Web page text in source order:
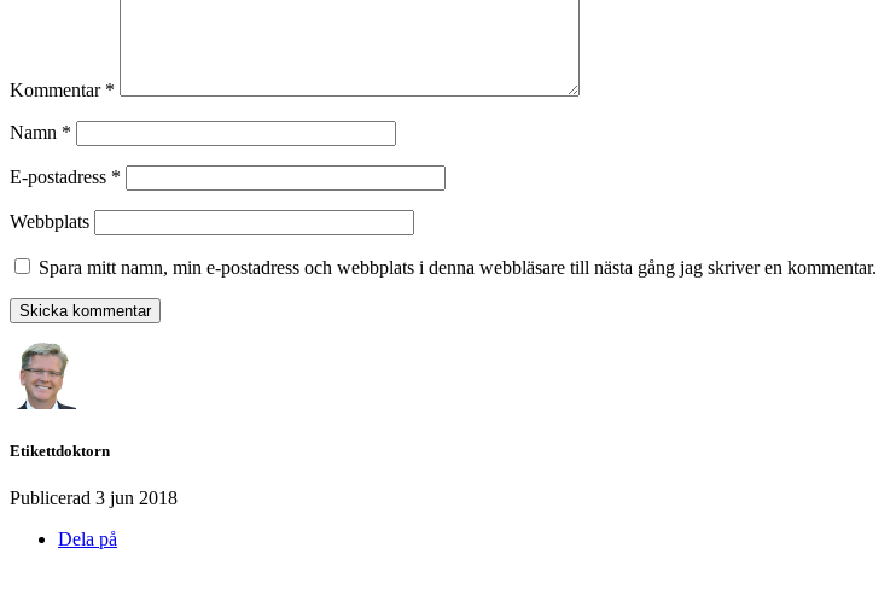
Kommentar *
Namn *
E-postadress *
Webbplats
Spara mitt namn, min e-postadress och webbplats i denna webbläsare till nästa gång jag skriver en kommentar.
Etikettdoktorn
Publicerad 3 jun 2018
Dela på